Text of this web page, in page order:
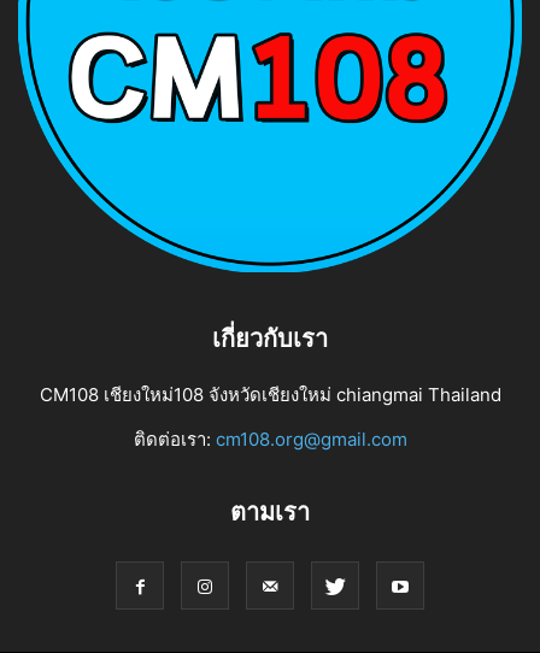
เกี่ยวกับเรา
CM108 เชียงใหม่108 จังหวัดเชียงใหม่ chiangmai Thailand
ติดต่อเรา: cm108.org@gmail.com
ตามเรา